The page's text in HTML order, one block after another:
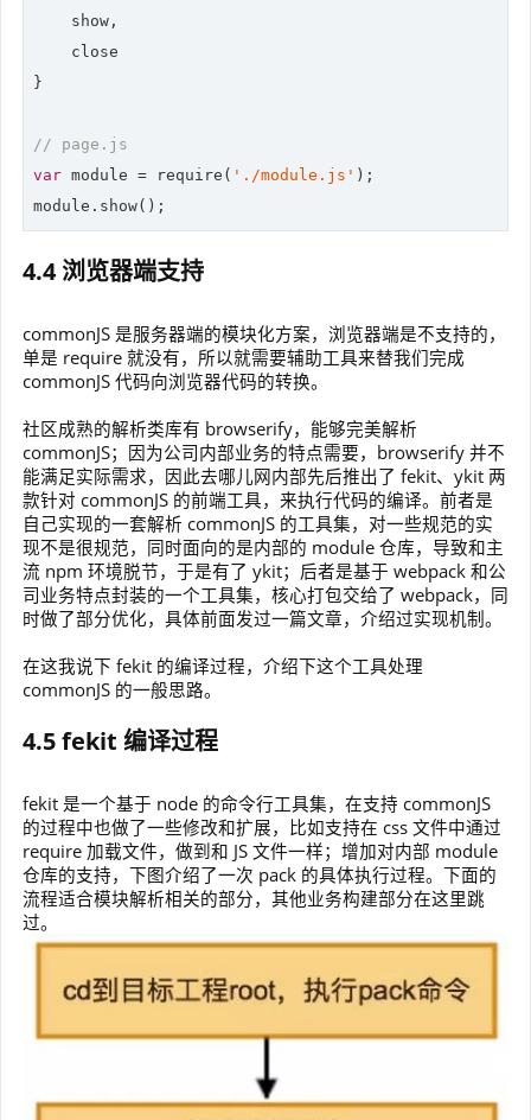
    show,
    close
}
// page.js
var module = require ( './module.js'
module .show();
4.4 浏览器端支持
commonJS 是服务器端的模块化方案，浏览器端是不支持的，
单是 require 就没有，所以就需要辅助工具来替我们完成
commonJS 代码向浏览器代码的转换。
社区成熟的解析类库有 browserify，能够完美解析
commonJS；因为公司内部业务的特点需要，browserify 并不
能满足实际需求，因此去哪儿网内部先后推出了 fekit、ykit 两
款针对 commonJS 的前端工具，来执行代码的编译。前者是
自己实现的一套解析 commonJS 的工具集，对一些规范的实
现不是很规范，同时面向的是内部的 module 仓库，导致和主
流 npm 环境脱节，于是有了 ykit；后者是基于 webpack 和公
司业务特点封装的一个工具集，核心打包交给了 webpack，同
时做了部分优化，具体前面发过一篇文章，介绍过实现机制。
在这我说下 fekit 的编译过程，介绍下这个工具处理
commonJS 的一般思路。
4.5 fekit 编译过程
fekit 是一个基于 node 的命令行工具集，在支持 commonJS
的过程中也做了一些修改和扩展，比如支持在 css 文件中通过
require 加载文件，做到和 JS 文件一样；增加对内部 module
仓库的支持，下图介绍了一次 pack 的具体执行过程。下面的
流程适合模块解析相关的部分，其他业务构建部分在这里跳
过。